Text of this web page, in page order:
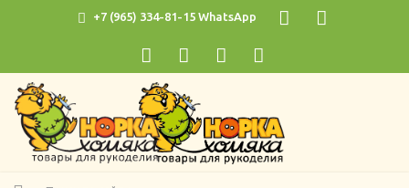
+7 (965) 334-81-15 WhatsApp